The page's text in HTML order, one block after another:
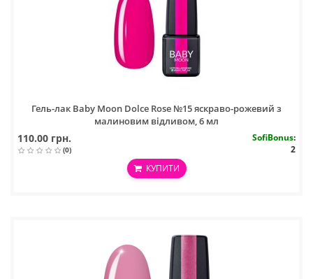
Гель-лак Baby Moon Dolce Rose №15 яскраво-рожевий з
малиновим відливом, 6 мл
110.00 грн.
(0)
SofiBonus:
2
КУПИТИ